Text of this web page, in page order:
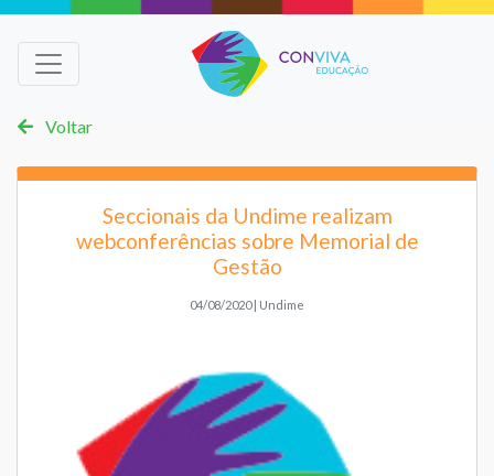
Voltar
Seccionais da Undime realizam
webconferências sobre Memorial de
Gestão
04/08/2020 | Undime